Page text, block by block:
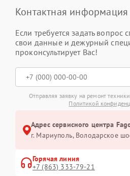
Контактная информация
Если требуется задать вопрос
свои данные и дежурный
проконсультирует Вас!
Отправляя заявку на ремонт
Политикой
Адрес сервисного центра
г. Мариуполь, Володарское
Горячая линия
+7 (863) 333-79-21